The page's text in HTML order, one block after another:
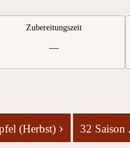
Zubereitungszeit
—
(Herbst) › 32